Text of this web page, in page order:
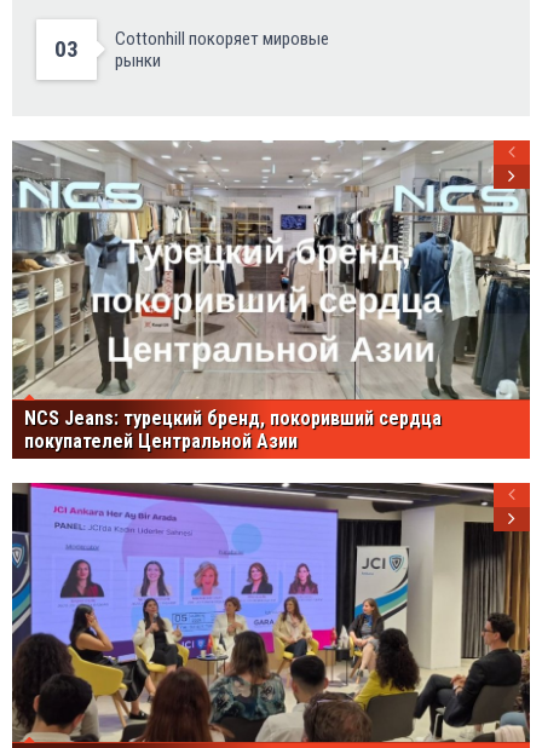
03
Cottonhill покоряет мировые
рынки
NCS Jeans: турецкий бренд, покоривший сердца
покупателей Центральной Азии